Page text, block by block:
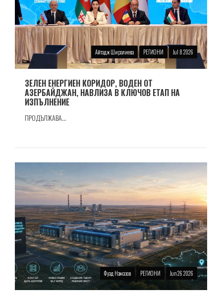
Айтадж Ширалиева РЕГИОНИ Jul 8 2026
ЗЕЛЕН ЕНЕРГИЕН КОРИДОР, ВОДЕН ОТ
АЗЕРБАЙДЖАН, НАВЛИЗА В КЛЮЧОВ ЕТАП НА
ИЗПЪЛНЕНИЕ
ПРОДЪЛЖАВА...
Фуад Намазов РЕГИОНИ Jun 26 2026